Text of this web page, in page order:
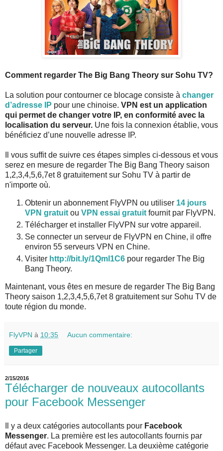
Comment regarder The Big Bang Theory sur Sohu TV?
La solution pour contourner ce blocage consiste à changer
d’adresse IP pour une chinoise. VPN est un application
qui permet de changer votre IP, en conformité avec la
localisation du serveur. Une fois la connexion établie, vous
bénéficiez d’une nouvelle adresse IP.
Il vous suffit de suivre ces étapes simples ci-dessous et vous
serez en mesure de regarder The Big Bang Theory saison
1,2,3,4,5,6,7et 8 gratuitement sur Sohu TV à partir de
n'importe où.
Obtenir un abonnement FlyVPN ou utiliser 14 jours
VPN gratuit ou VPN essai gratuit fournit par FlyVPN.
Télécharger et installer FlyVPN sur votre appareil.
Se connecter un serveur de FlyVPN en Chine, il offre
environ 55 serveurs VPN en Chine.
Visiter http://bit.ly/1Qml1C6 pour regarder The Big
Bang Theory.
Maintenant, vous êtes en mesure de regarder The Big Bang
Theory saison 1,2,3,4,5,6,7et 8 gratuitement sur Sohu TV de
toute région du monde.
FlyVPN à 10:35 Aucun commentaire:
Partager
2/15/2016
Télécharger de nouveaux autocollants
pour Facebook Messenger
Il y a deux catégories autocollants pour Facebook
Messenger. La première est les autocollants fournis par
défaut avec Facebook Messenger. La deuxième catégorie